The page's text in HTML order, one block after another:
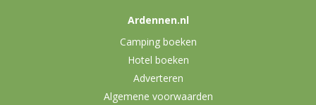
Ardennen.nl
Camping boeken
Hotel boeken
Adverteren
Algemene voorwaarden